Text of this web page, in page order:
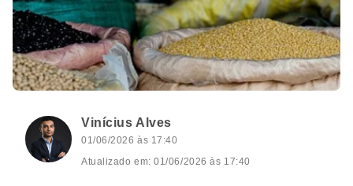
Vinícius Alves
01/06/2026 às 17:40
Atualizado em: 01/06/2026 às 17:40